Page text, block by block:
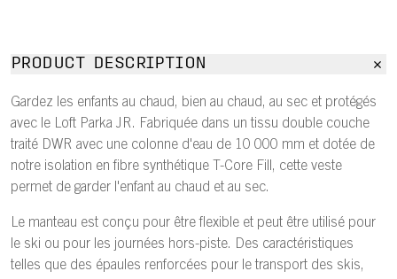
PRODUCT DESCRIPTION
Gardez les enfants au chaud, bien au chaud, au sec et protégés
avec le Loft Parka JR. Fabriquée dans un tissu double couche
traité DWR avec une colonne d'eau de 10 000 mm et dotée de
notre isolation en fibre synthétique T-Core Fill, cette veste
permet de garder l'enfant au chaud et au sec.
Le manteau est conçu pour être flexible et peut être utilisé pour
le ski ou pour les journées hors-piste. Des caractéristiques
telles que des épaules renforcées pour le transport des skis,